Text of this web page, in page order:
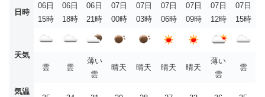
日時
06日
15時
06日
18時
06日
21時
07日
00時
07日
03時
07日
06時
07日
09時
07日
12時
07日
15時
天気
雲
雲
薄い
雲
晴天 晴天 晴天 晴天
薄い
雲
雲
気温